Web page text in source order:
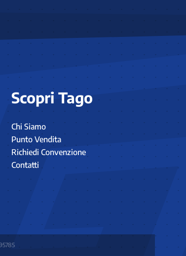
Scopri Tago
Chi Siamo
Punto Vendita
Richiedi Convenzione
Contatti